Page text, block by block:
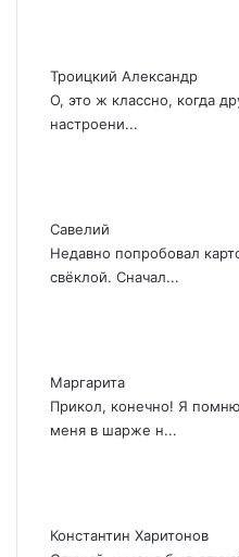
а
-
п
(
ф
о
Троицкий Александр
О, это ж классно, когда
настроени...
Савелий
Недавно попробовал
свёклой. Сначал...
Маргарита
Прикол, конечно! Я
меня в шарже н...
Константин Харитонов